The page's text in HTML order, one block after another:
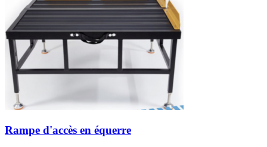
Rampe d'accès en équerre